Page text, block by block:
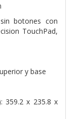
botones con
TouchPad,
y base
359.2 x 235.8 x